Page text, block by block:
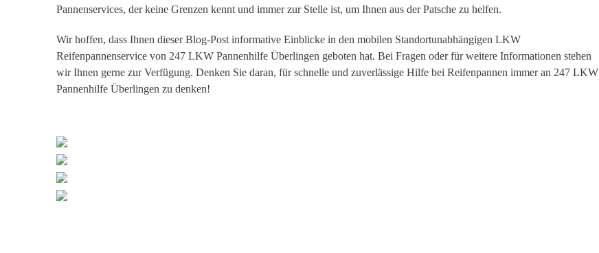
Pannenservices, der keine Grenzen kennt und immer zur Stelle ist, um Ihnen aus der Patsche zu helfen.
Wir hoffen, dass Ihnen dieser Blog-Post informative Einblicke in den mobilen Standortunabhängigen LKW
Reifenpannenservice von 247 LKW Pannenhilfe Überlingen geboten hat. Bei Fragen oder für weitere Informationen stehen
wir Ihnen gerne zur Verfügung. Denken Sie daran, für schnelle und zuverlässige Hilfe bei Reifenpannen immer an 247 LKW
Pannenhilfe Überlingen zu denken!